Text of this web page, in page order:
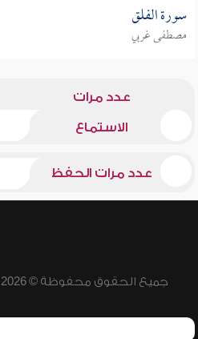
سورة الفلق
مصطفى غربي
عدد مرات
الاستماع
عدد مرات الحفظ
جميع الحقوق محفوظة © 2026 - 1998 لشبكة إسلام ويب